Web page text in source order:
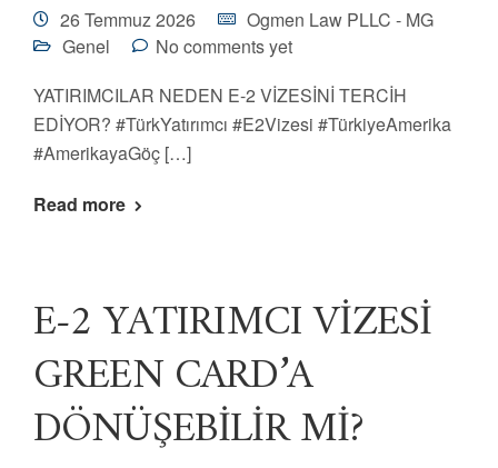
26 Temmuz 2026
Ogmen Law PLLC - MG
Genel
No comments yet
YATIRIMCILAR NEDEN E-2 VİZESİNİ TERCİH
EDİYOR? #TürkYatırımcı #E2Vizesi #TürkiyeAmerika
#AmerikayaGöç […]
Read more
E-2 YATIRIMCI VİZESİ
GREEN CARD’A
DÖNÜŞEBİLİR Mİ?